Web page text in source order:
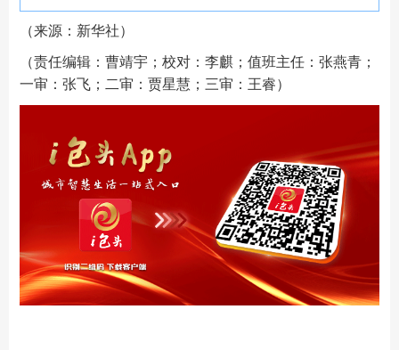
（来源：新华社）
（责任编辑：曹靖宇；校对：李麒；值班主任：张燕青；
一审：张飞；二审：贾星慧；三审：王睿）